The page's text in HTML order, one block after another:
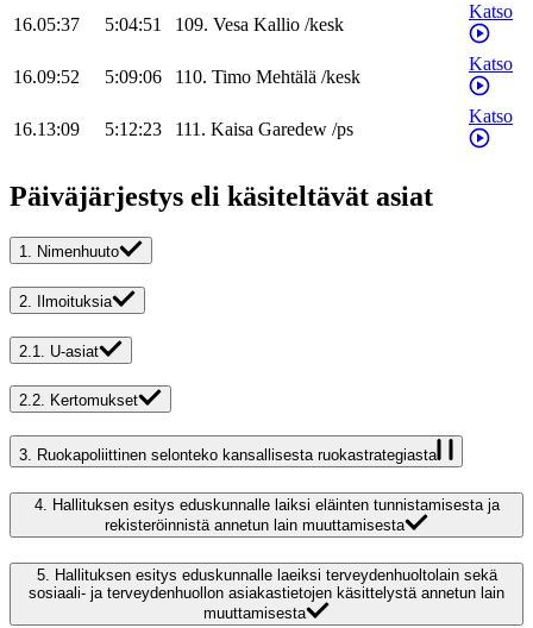
16.05:37 5:04:51 109. Vesa Kallio /kesk
Katso
16.09:52 5:09:06 110. Timo Mehtälä /kesk
Katso
16.13:09 5:12:23 111. Kaisa Garedew /ps
Katso
Päiväjärjestys eli käsiteltävät asiat
1. Nimenhuuto
2. Ilmoituksia
2.1. U-asiat
2.2. Kertomukset
3. Ruokapoliittinen selonteko kansallisesta ruokastrategiasta
4.
Hallituksen esitys eduskunnalle laiksi eläinten tunnistamisesta ja
rekisteröinnistä annetun lain muuttamisesta
5. Hallituksen esitys eduskunnalle laeiksi terveydenhuoltolain sekä
sosiaali- ja terveydenhuollon asiakastietojen käsittelystä annetun lain
muuttamisesta